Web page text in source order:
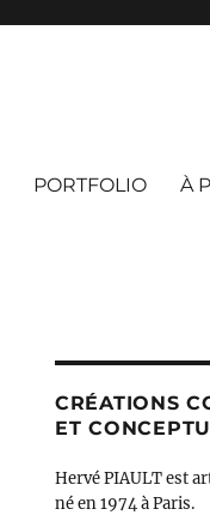
PORTFOLIO À
CRÉATIONS
ET
Hervé PIAULT est
né en 1974 à Paris.